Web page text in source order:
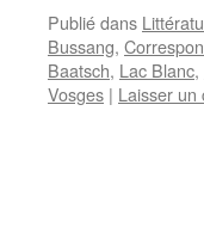
Publié dans
Bussang,
Baatsch, Lac Blanc,
Vosges | Laisser un